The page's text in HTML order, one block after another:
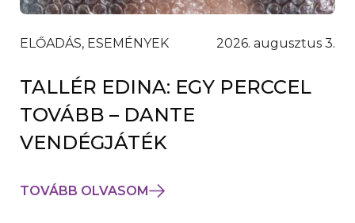
ELŐADÁS, ESEMÉNYEK 2026. augusztus 3.
TALLÉR EDINA: EGY PERCCEL
TOVÁBB – DANTE
VENDÉGJÁTÉK
TOVÁBB OLVASOM